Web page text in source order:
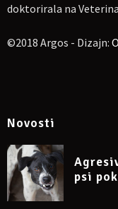
https://
doktorirala na
©2018 Argos - Dizajn:
Novosti
psi